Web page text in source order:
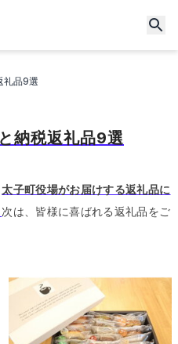
礼品9選
納税返礼品9選
太子町役場がお届けする返礼品に
次は、皆様に喜ばれる返礼品をご